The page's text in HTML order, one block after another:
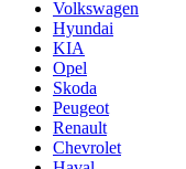
Volkswagen
Hyundai
KIA
Opel
Skoda
Peugeot
Renault
Chevrolet